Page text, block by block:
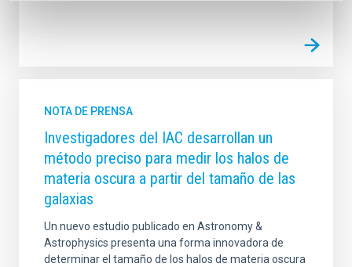
NOTA DE PRENSA
Investigadores del IAC desarrollan un
método preciso para medir los halos de
materia oscura a partir del tamaño de las
galaxias
Un nuevo estudio publicado en Astronomy &
Astrophysics presenta una forma innovadora de
determinar el tamaño de los halos de materia oscura